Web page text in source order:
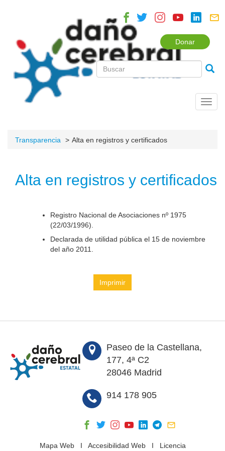
Donar
Transparencia Alta en registros y certificados
Alta en registros y certificados
Registro Nacional de Asociaciones nº 1975
(22/03/1996).
Declarada de utilidad pública el 15 de noviembre
del año 2011.
Imprimir
Paseo de la Castellana,
177, 4ª C2
28046 Madrid
914 178 905
Mapa WebI Accesibilidad WebI Licencia